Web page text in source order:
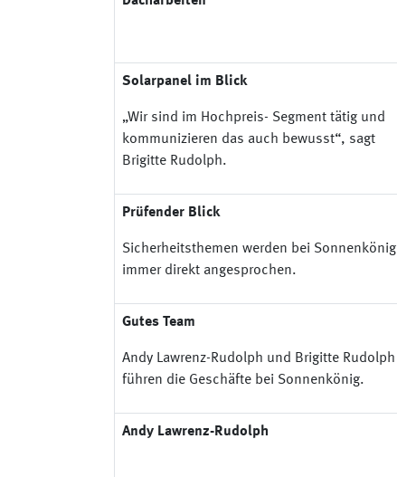
Solarpanel im Blick
„Wir sind im Hochpreis- Segment tätig und
kommunizieren das auch bewusst“, sagt
Brigitte Rudolph.
Prüfender Blick
Sicherheitsthemen werden bei Sonnenkönig
immer direkt angesprochen.
Gutes Team
Andy Lawrenz-Rudolph und Brigitte Rudolph
führen die Geschäfte bei Sonnenkönig.
Andy Lawrenz-Rudolph